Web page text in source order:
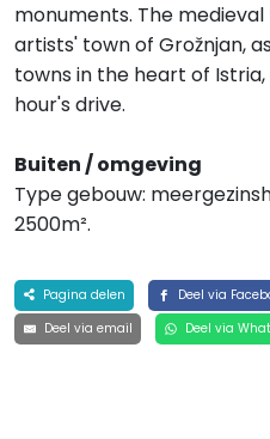
monuments. The
artists' town of Grožnjan,
towns in the heart of
hour's drive.
Buiten / omgeving
Type gebouw:
2500m².
Pagina delen Deel via
Deel via email
Deel via